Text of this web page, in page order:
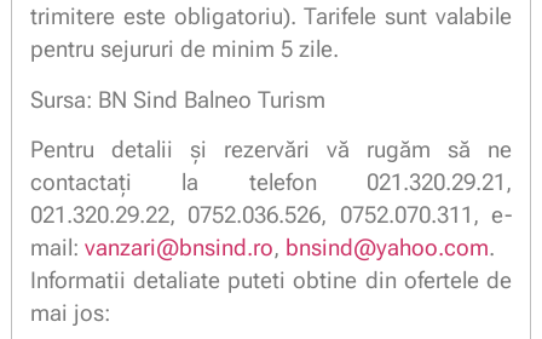
trimitere este obligatoriu). Tarifele sunt valabile
pentru sejururi de minim 5 zile.
Sursa: BN Sind Balneo Turism
Pentru detalii și rezervări vă rugăm să ne
contactați la telefon 021.320.29.21,
021.320.29.22, 0752.036.526, 0752.070.311, e-
mail: vanzari@bnsind.ro, bnsind@yahoo.com.
Informatii detaliate puteti obtine din ofertele de
mai jos: